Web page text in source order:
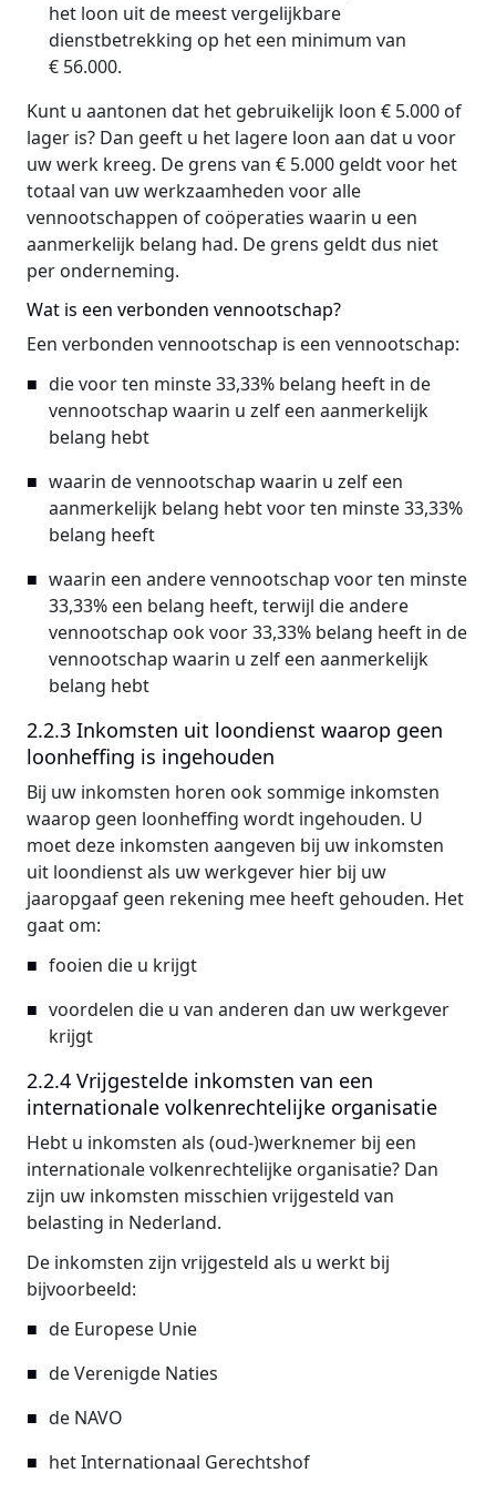
het loon uit de meest vergelijkbare
dienstbetrekking op het een minimum van
€ 56.000.
Kunt u aantonen dat het gebruikelijk loon € 5.000 of
lager is? Dan geeft u het lagere loon aan dat u voor
uw werk kreeg. De grens van € 5.000 geldt voor het
totaal van uw werkzaamheden voor alle
vennootschappen of coöperaties waarin u een
aanmerkelijk belang had. De grens geldt dus niet
per onderneming.
Wat is een verbonden vennootschap?
Een verbonden vennootschap is een vennootschap:
die voor ten minste 33,33% belang heeft in de
vennootschap waarin u zelf een aanmerkelijk
belang hebt
waarin de vennootschap waarin u zelf een
aanmerkelijk belang hebt voor ten minste 33,33%
belang heeft
waarin een andere vennootschap voor ten minste
33,33% een belang heeft, terwijl die andere
vennootschap ook voor 33,33% belang heeft in de
vennootschap waarin u zelf een aanmerkelijk
belang hebt
2.2.3 Inkomsten uit loondienst waarop geen
loonheffing is ingehouden
Bij uw inkomsten horen ook sommige inkomsten
waarop geen loonheffing wordt ingehouden. U
moet deze inkomsten aangeven bij uw inkomsten
uit loondienst als uw werkgever hier bij uw
jaaropgaaf geen rekening mee heeft gehouden. Het
gaat om:
fooien die u krijgt
voordelen die u van anderen dan uw werkgever
krijgt
2.2.4 Vrijgestelde inkomsten van een
internationale volkenrechtelijke organisatie
Hebt u inkomsten als (oud-)werknemer bij een
internationale volkenrechtelijke organisatie? Dan
zijn uw inkomsten misschien vrijgesteld van
belasting in Nederland.
De inkomsten zijn vrijgesteld als u werkt bij
bijvoorbeeld:
de Europese Unie
de Verenigde Naties
de NAVO
het Internationaal Gerechtshof